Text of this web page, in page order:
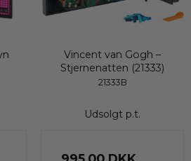
Vincent van Gogh –
Stjernenatten (21333)
21333B
Udsolgt p.t.